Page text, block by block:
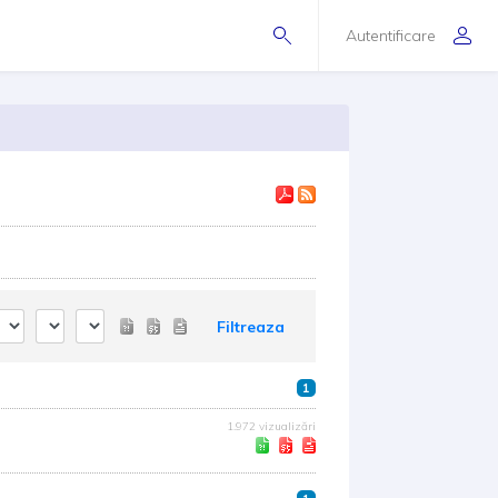
Autentificare
Filtreaza
1
1.972 vizualizări